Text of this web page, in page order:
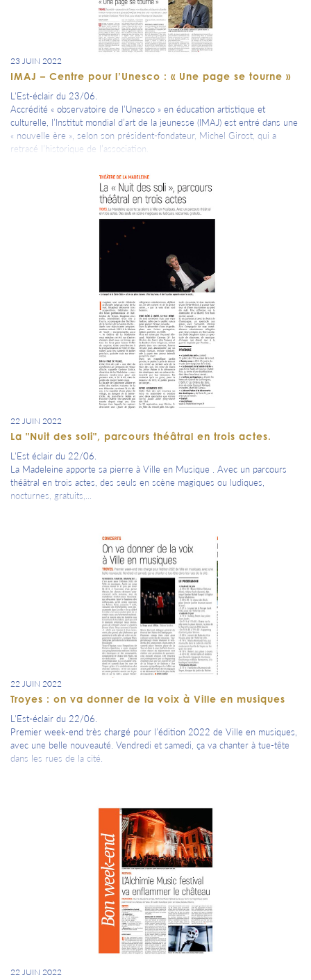
23 JUIN 2022
IMAJ – Centre pour l’Unesco : « Une page se tourne »
L'Est-éclair du 23/06.
Accrédité « observatoire de l’Unesco » en éducation artistique et
culturelle, l’Institut mondial d’art de la jeunesse (IMAJ) est entré dans une
« nouvelle ère », selon son président-fondateur, Michel Girost, qui a
retracé l’historique de l’association.
22 JUIN 2022
La "Nuit des soli", parcours théâtral en trois actes.
L'Est éclair du 22/06.
La Madeleine apporte sa pierre à Ville en Musique . Avec un parcours
théâtral en trois actes, des seuls en scène magiques ou ludiques,
nocturnes, gratuits,...
22 JUIN 2022
Troyes : on va donner de la voix à Ville en musiques
L'Est-éclair du 22/06.
Premier week-end très chargé pour l’édition 2022 de Ville en musiques,
avec une belle nouveauté. Vendredi et samedi, ça va chanter à tue-tête
dans les rues de la cité.
22 JUIN 2022